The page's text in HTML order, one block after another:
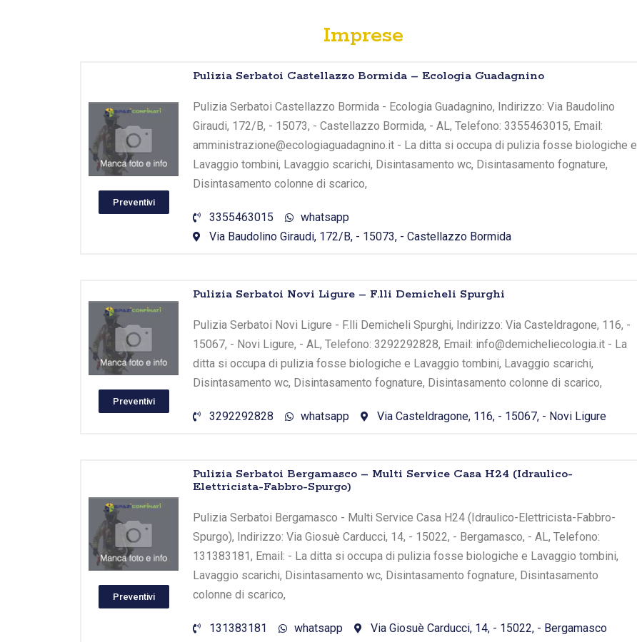
Imprese
Preventivi
Pulizia Serbatoi Castellazzo Bormida – Ecologia Guadagnino
Pulizia Serbatoi Castellazzo Bormida - Ecologia Guadagnino, Indirizzo: Via Baudolino
Giraudi, 172/B, - 15073, - Castellazzo Bormida, - AL, Telefono: 3355463015, Email:
amministrazione@ecologiaguadagnino.it - La ditta si occupa di pulizia fosse biologiche e
Lavaggio tombini, Lavaggio scarichi, Disintasamento wc, Disintasamento fognature,
Disintasamento colonne di scarico,
3355463015
whatsapp
Via Baudolino Giraudi, 172/B, - 15073, - Castellazzo Bormida
Preventivi
Pulizia Serbatoi Novi Ligure – F.lli Demicheli Spurghi
Pulizia Serbatoi Novi Ligure - F.lli Demicheli Spurghi, Indirizzo: Via Casteldragone, 116, -
15067, - Novi Ligure, - AL, Telefono: 3292292828, Email: info@demicheliecologia.it - La
ditta si occupa di pulizia fosse biologiche e Lavaggio tombini, Lavaggio scarichi,
Disintasamento wc, Disintasamento fognature, Disintasamento colonne di scarico,
3292292828 whatsapp Via Casteldragone, 116, - 15067, - Novi Ligure
Preventivi
Pulizia Serbatoi Bergamasco – Multi Service Casa H24 (Idraulico-
Elettricista-Fabbro-Spurgo)
Pulizia Serbatoi Bergamasco - Multi Service Casa H24 (Idraulico-Elettricista-Fabbro-
Spurgo), Indirizzo: Via Giosuè Carducci, 14, - 15022, - Bergamasco, - AL, Telefono:
131383181, Email: - La ditta si occupa di pulizia fosse biologiche e Lavaggio tombini,
Lavaggio scarichi, Disintasamento wc, Disintasamento fognature, Disintasamento
colonne di scarico,
131383181 whatsapp Via Giosuè Carducci, 14, - 15022, - Bergamasco